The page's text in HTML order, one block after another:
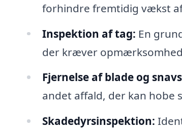
forhindre fremtidig vækst
Inspektion af tag: En
der kræver
Fjernelse af blade og
andet affald, der kan hobe
Skadedyrsinspektion: